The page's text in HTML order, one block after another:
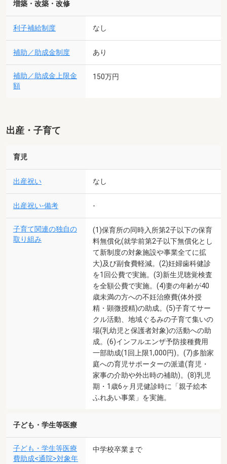
増築・改築・改修
利子補給制度 なし
補助／助成金制度 あり
補助／助成金上限金
額
150万円
出産・子育て
育児
出産祝い なし
出産祝い-備考 -
子育て関連の独自の
取り組み
(1)保育所の同時入所第2子以下の保育
料無償化(就学前第2子以下無償化とし
て新制度の対象施設や事業全てに拡
大)及び副食費軽減。(2)妊婦歯科健診
を1回公費で実施。(3)新生児聴覚検査
を全額公費で実施。(4)妻の年齢が40
歳未満の方への不妊治療費(体外授
精・顕微授精)の助成。(5)子育てサー
クル活動、地域ぐるみの子育て集いの
場(乳幼児と保護者対象)の活動への助
成。(6)インフルエンザ予防接種費用
一部助成(1回上限1,000円)。(7)多胎家
庭への育児サポーターの派遣(育児・
家事の介助や外出時の補助)。(8)乳児
期・1歳6ヶ月児健診時に「親子絵本
ふれあい事業」を実施。
子ども・学生等医療
子ども・学生等医療
費助成<通院>対象年
中学校卒業まで